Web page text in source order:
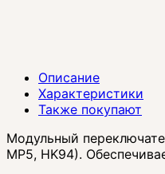
Описание
Характеристики
Также покупают
Модульный
MP5, HK94).